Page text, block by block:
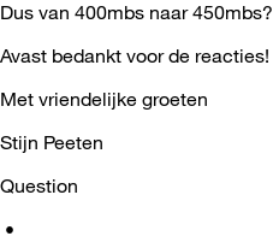
Dus van 400mbs naar 450mbs?
Avast bedankt voor de reacties!
Met vriendelijke groeten
Stijn Peeten
Question
•